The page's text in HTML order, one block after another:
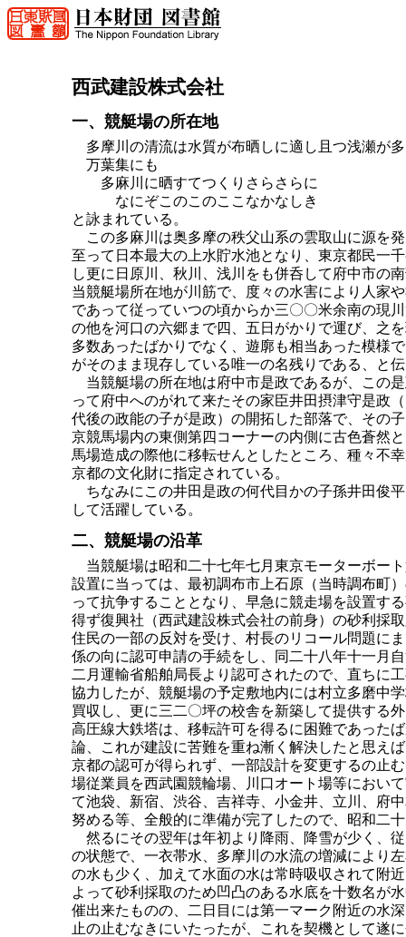
西武建設株式会社
一、競艇場の所在地
多摩川の清流は水質が布晒しに適し且つ浅瀬が
万葉集にも
多麻川に晒すてつくりさらさらに
なにぞこのこのここなかなしき
と詠まれている。
この多麻川は奥多摩の秩父山系の雲取山に源を
至って日本最大の上水貯水池となり、東京都民一
し更に日原川、秋川、浅川をも併呑して府中市の
当競艇場所在地が川筋で、度々の水害により人家
であって従っていつの頃からか三〇〇米余南の現
の他を河口の六郷まで四、五日がかりで運び、之
多数あったばかりでなく、遊廓も相当あった模様
がそのまま現存している唯一の名残りである、と
当競艇場の所在地は府中市是政であるが、この
って府中へのがれて来たその家臣井田摂津守是政
代後の政能の子が是政）の開拓した部落で、その
京競馬場内の東側第四コーナーの内側に古色蒼然
馬場造成の際他に移転せんとしたところ、種々不
京都の文化財に指定されている。
ちなみにこの井田是政の何代目かの子孫井田俊
して活躍している。
二、競艇場の沿革
当競艇場は昭和二十七年七月東京モーターボー
設置に当っては、最初調布市上石原（当時調布町
って抗争することとなり、早急に競走場を設置す
得ず復興社（西武建設株式会社の前身）の砂利採
住民の一部の反対を受け、村長のリコール問題に
係の向に認可申請の手続をし、同二十八年十一月
二月運輸省船舶局長より認可されたので、直ちに
協力したが、競艇場の予定敷地内には村立多磨中
買収し、更に三二〇坪の校舎を新築して提供する
高圧線大鉄塔は、移転許可を得るに困難であった
論、これが建設に苦難を重ね漸く解決したと思え
京都の認可が得られず、一部設計を変更するの止
場従業員を西武園競輪場、川口オート場等におい
て池袋、新宿、渋谷、吉祥寺、小金井、立川、府
努める等、全般的に準備が完了したので、昭和二
然るにその翌年は年初より降雨、降雪が少く、
の状態で、一衣帯水、多摩川の水流の増減により
の水も少く、加えて水面の水は常時吸収されて附
よって砂利採取のため凹凸のある水底を十数名が
催出来たものの、二日目には第一マーク附近の水
止の止むなきにいたったが、これを契機として遂